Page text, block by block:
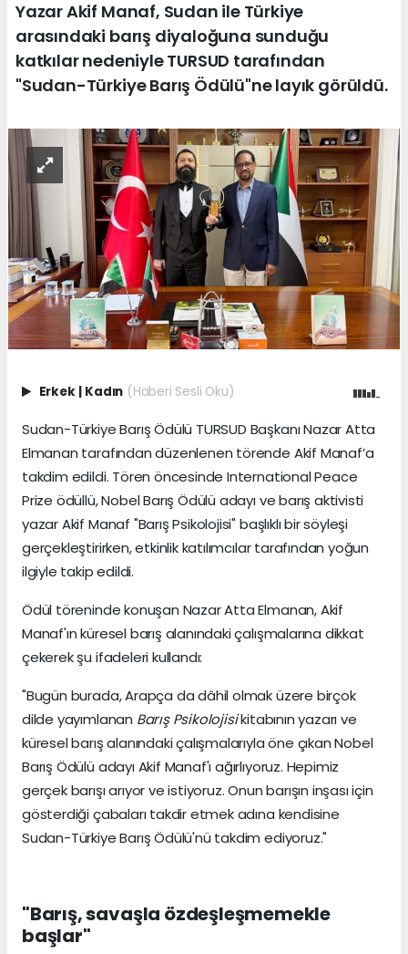
Yazar Akif Manaf, Sudan ile Türkiye
arasındaki barış diyaloğuna sunduğu
katkılar nedeniyle TURSUD tarafından
"Sudan-Türkiye Barış Ödülü"ne layık görüldü.
Erkek | Kadın (Haberi Sesli Oku)
Sudan-Türkiye Barış Ödülü TURSUD Başkanı Nazar Atta
Elmanan tarafından düzenlenen törende Akif Manaf’a
takdim edildi. Tören öncesinde International Peace
Prize ödüllü, Nobel Barış Ödülü adayı ve barış aktivisti
yazar Akif Manaf "Barış Psikolojisi" başlıklı bir söyleşi
gerçekleştirirken, etkinlik katılımcılar tarafından yoğun
ilgiyle takip edildi.
Ödül töreninde konuşan Nazar Atta Elmanan, Akif
Manaf'ın küresel barış alanındaki çalışmalarına dikkat
çekerek şu ifadeleri kullandı:
"Bugün burada, Arapça da dâhil olmak üzere birçok
dilde yayımlanan Barış Psikolojisikitabının yazarı ve
küresel barış alanındaki çalışmalarıyla öne çıkan Nobel
Barış Ödülü adayı Akif Manaf'ı ağırlıyoruz. Hepimiz
gerçek barışı arıyor ve istiyoruz. Onun barışın inşası için
gösterdiği çabaları takdir etmek adına kendisine
Sudan-Türkiye Barış Ödülü'nü takdim ediyoruz."
"Barış, savaşla özdeşleşmemekle
başlar"